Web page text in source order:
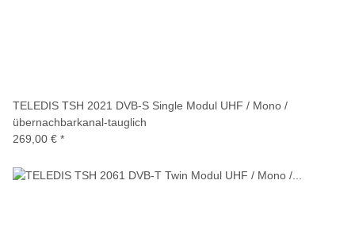
TELEDIS TSH 2021 DVB-S Single Modul UHF / Mono /
übernachbarkanal-tauglich
269,00 € *